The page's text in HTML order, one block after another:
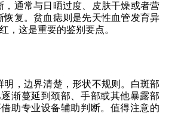
通常与日晒过度、皮肤干燥或者营
复。贫血痣则是先天性血管发育异
，这是重要的鉴别要点。
，边界清楚，形状不规则。白斑部
渐蔓延到颈部、手部或其他暴露部
助专业设备辅助判断。值得注意的